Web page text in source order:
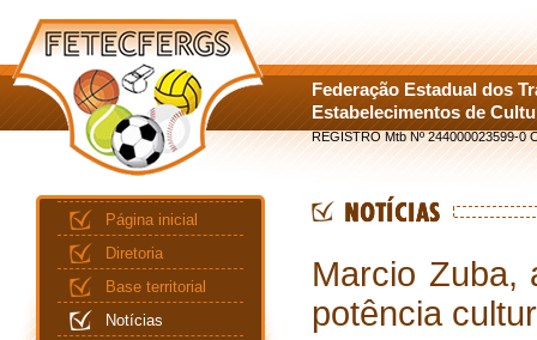
Federação Estadual dos
Estabelecimentos de
REGISTRO Mtb Nº 244000023599-0
Página inicial
Diretoria
Base territorial
Notícias
Marcio Zuba,
potência